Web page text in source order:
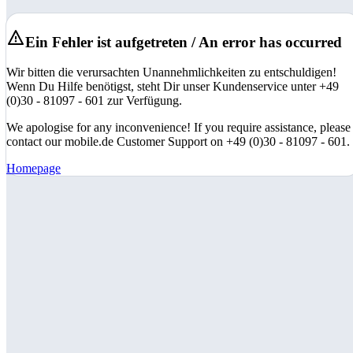
Ein Fehler ist aufgetreten / An error has occurred
Wir bitten die verursachten Unannehmlichkeiten zu entschuldigen!
Wenn Du Hilfe benötigst, steht Dir unser Kundenservice unter +49
(0)30 - 81097 - 601 zur Verfügung.
We apologise for any inconvenience! If you require assistance, please
contact our mobile.de Customer Support on +49 (0)30 - 81097 - 601.
Homepage